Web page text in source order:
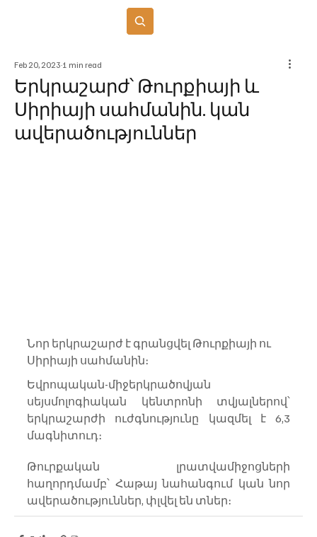
Երկրաշարժ՝ Թուրքիայի և
Սիրիայի սահմանին. կան
ավերածություններ
Feb 20, 2023 1 min read
Նոր երկրաշարժ է գրանցվել Թուրքիայի ու
Սիրիայի սահմանին։
Եվրոպական-միջերկրածովյան
սեյսմոլոգիական կենտրոնի տվյալներով՝
երկրաշարժի ուժգնությունը կազմել է 6,3
մագնիտուդ։
Թուրքական լրատվամիջոցների
հաղորդմամբ՝ Հաթայ նահանգում կան նոր
ավերածություններ, փլվել են տներ։